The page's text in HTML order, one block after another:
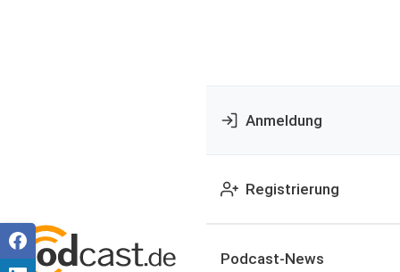
Anmeldung
Registrierung
Podcast-News